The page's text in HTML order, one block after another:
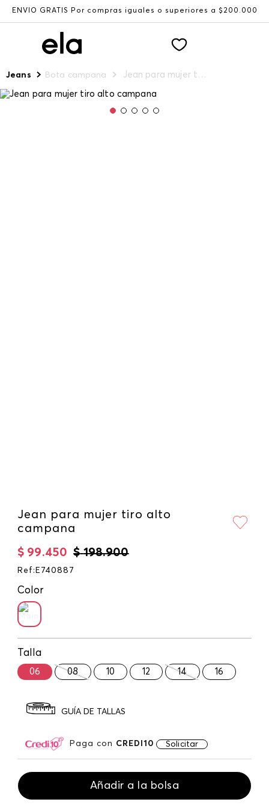
ENVÍO GRATIS Por compras iguales o superiores a $200.000
Jeans Bota campana Jean para mujer tiro alto campana
Jean para mujer tiro alto
campana
$ 198.900
$ 99.450
Ref : E740887
Color
Talla
06 08 10 12 14 16
GUÍA DE TALLAS
Paga con CREDI10 Solicitar
Añadir a la bolsa